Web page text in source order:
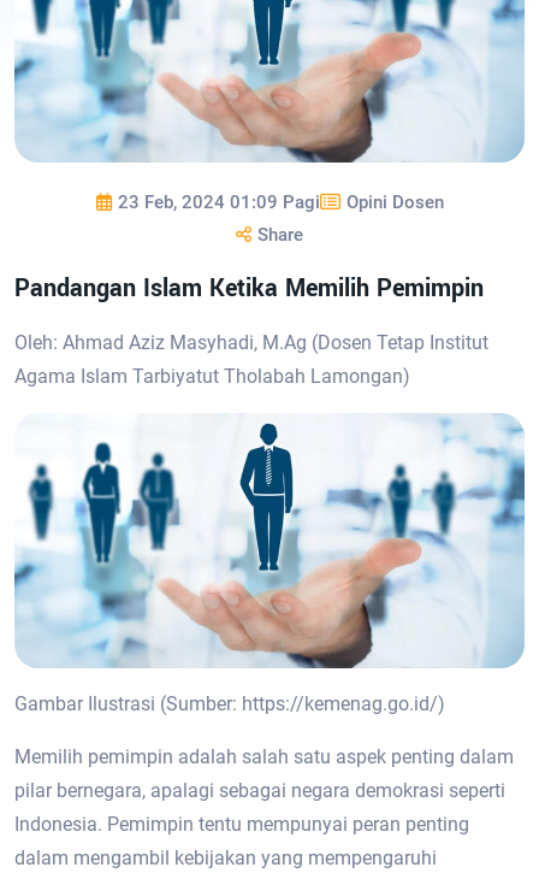
23 Feb, 2024 01:09 Pagi
Opini Dosen
Share
Pandangan Islam Ketika Memilih Pemimpin
Oleh: Ahmad Aziz Masyhadi, M.Ag (Dosen Tetap Institut
Agama Islam Tarbiyatut Tholabah Lamongan)
Gambar Ilustrasi (Sumber: https://kemenag.go.id/)
Memilih pemimpin adalah salah satu aspek penting dalam
pilar bernegara, apalagi sebagai negara demokrasi seperti
Indonesia. Pemimpin tentu mempunyai peran penting
dalam mengambil kebijakan yang mempengaruhi